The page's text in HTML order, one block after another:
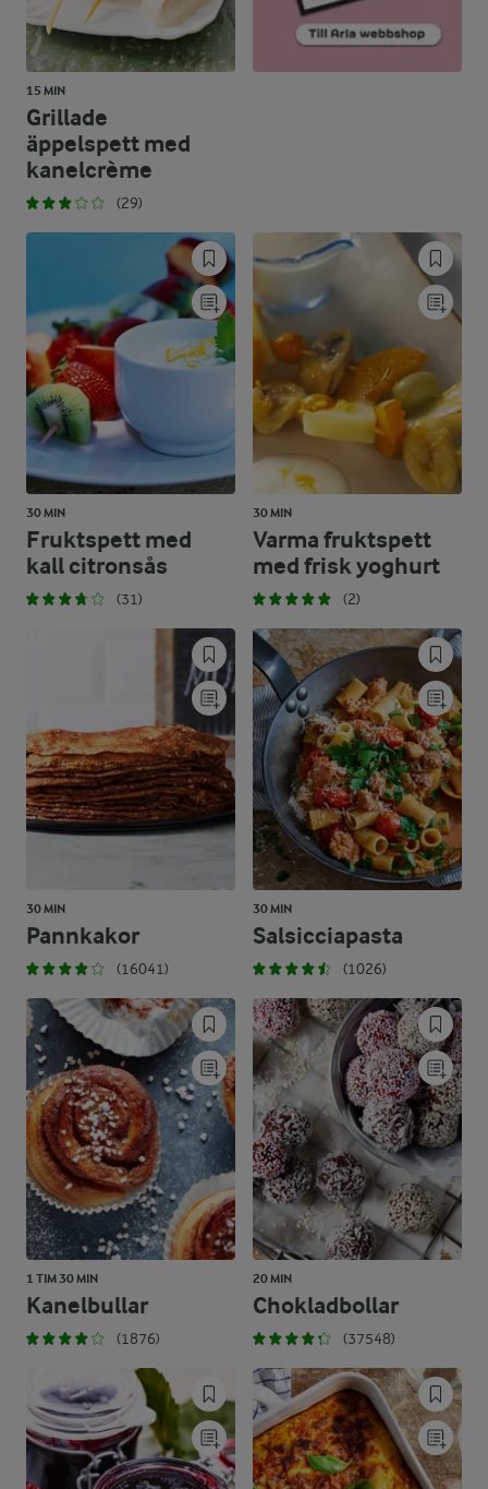
15 MIN
Grillade
äppelspett med
kanelcrème
(29)
30 MIN
Fruktspett med
kall citronsås
(31)
30 MIN
Varma fruktspett
med frisk yoghurt
(2)
30 MIN
Pannkakor
(16041)
30 MIN
Salsicciapasta
(1026)
1 TIM 30 MIN
Kanelbullar
(1876)
20 MIN
Chokladbollar
(37548)